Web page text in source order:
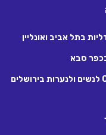
בתל אביב ואונליין
סבא
שירלי יאס – טיפול רגשי ב- NLP ו- C.B.T לנשים ולנערות בירושלים